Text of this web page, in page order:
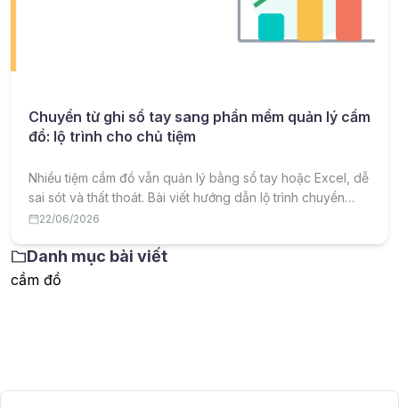
Chuyển từ ghi sổ tay sang phần mềm quản lý cầm
đồ: lộ trình cho chủ tiệm
Nhiều tiệm cầm đồ vẫn quản lý bằng sổ tay hoặc Excel, dễ
sai sót và thất thoát. Bài viết hướng dẫn lộ trình chuyển
sang phần mềm quản lý cầm đồ một cách hiệu quả, ít rủi
22/06/2026
Danh mục bài viết
cầm đồ